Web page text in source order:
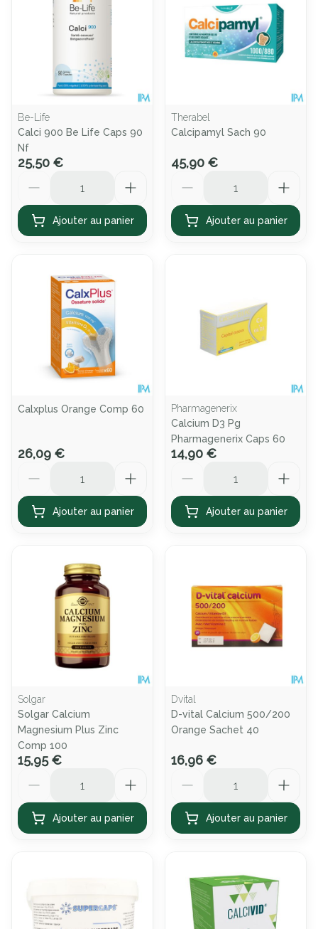
Be-Life
Calci 900 Be Life Caps 90
Nf
25,50 €
Ajouter au panier
Therabel
Calcipamyl Sach 90
45,90 €
Ajouter au panier
Calxplus Orange Comp 60
26,09 €
Ajouter au panier
Pharmagenerix
Calcium D3 Pg
Pharmagenerix Caps 60
14,90 €
Ajouter au panier
Solgar
Solgar Calcium
Magnesium Plus Zinc
Comp 100
15,95 €
Ajouter au panier
Dvital
D-vital Calcium 500/200
Orange Sachet 40
16,96 €
Ajouter au panier